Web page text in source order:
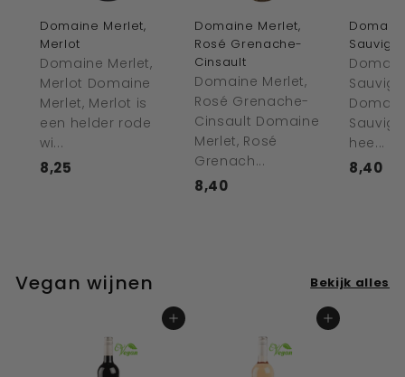
Domaine Merlet,
Merlot
Domaine Merlet,
Merlot Domaine
Merlet, Merlot is
een helder rode
wi...
8,25
Domaine Merlet,
Rosé Grenache-
Cinsault
Domaine Merlet,
Rosé Grenache-
Cinsault Domaine
Merlet, Rosé
Grenach...
8,40
hee...
8,40
Vegan wijnen Bekijk alles
In winkelwagen In winkelwagen